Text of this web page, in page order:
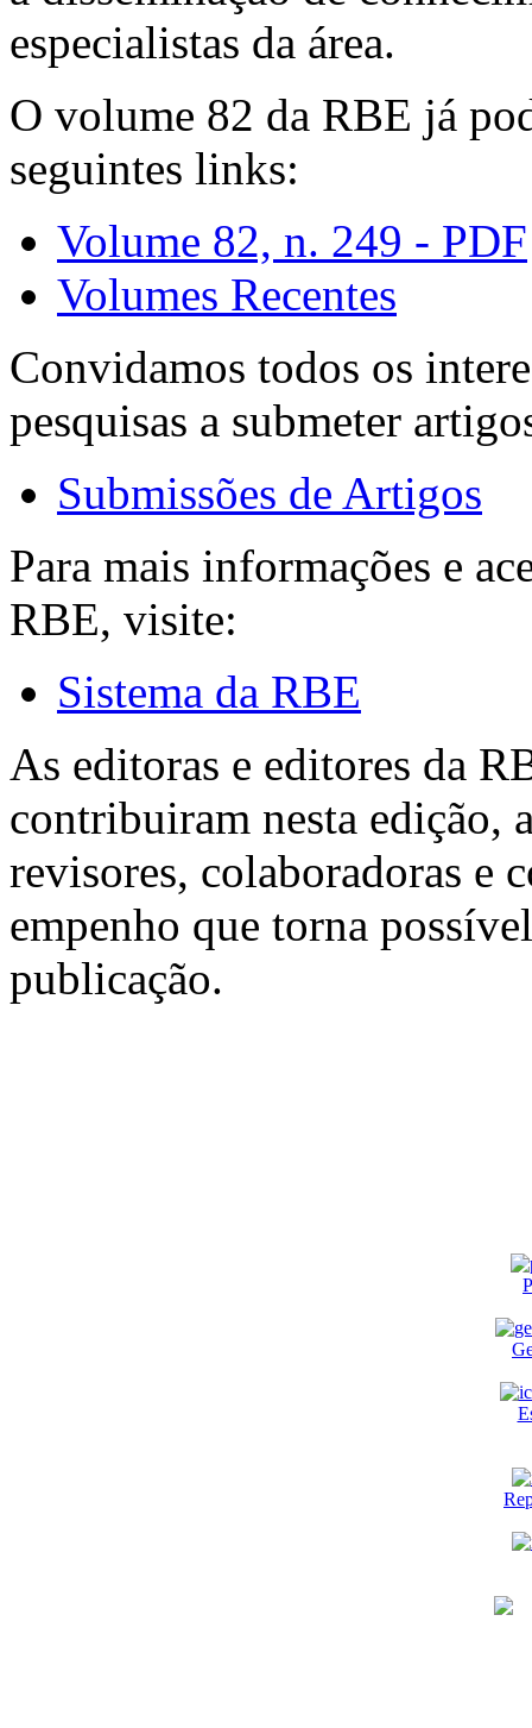
especialistas da área.
O volume 82 da RBE já
seguintes links:
Volume 82, n. 249 - PDF
Volumes Recentes
Convidamos todos os
pesquisas a submeter
Submissões de Artigos
Para mais informações e
RBE, visite:
Sistema da RBE
As editoras e editores da
contribuiram nesta edição,
revisores, colaboradoras e
empenho que torna
publicação.